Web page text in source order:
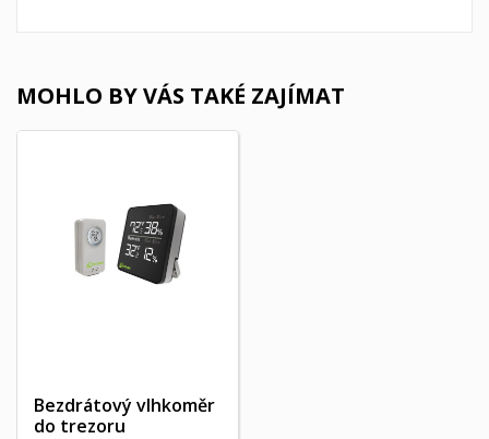
MOHLO BY VÁS TAKÉ ZAJÍMAT
Bezdrátový vlhkoměr
do trezoru